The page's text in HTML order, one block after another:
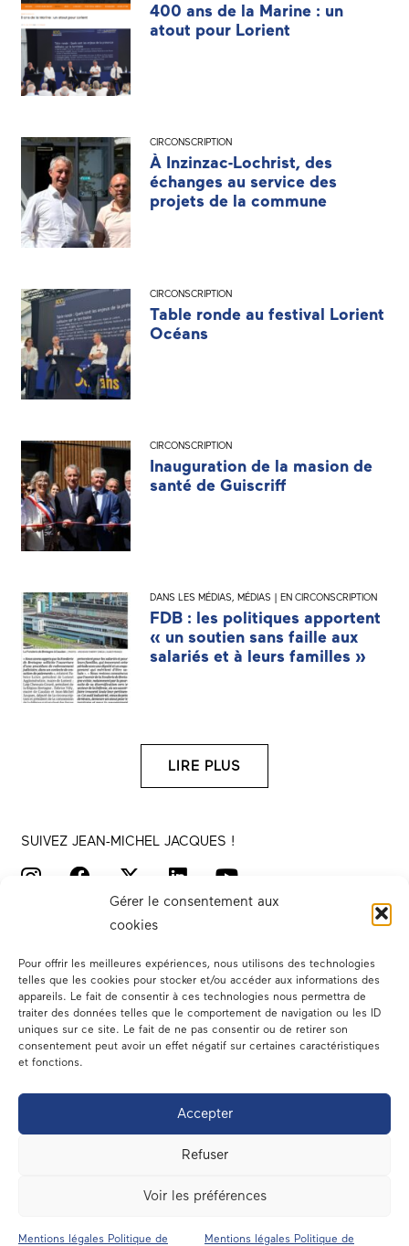
Gérer le consentement aux
cookies
Pour offrir les meilleures expériences, nous utilisons des technologies
telles que les cookies pour stocker et/ou accéder aux informations des
appareils. Le fait de consentir à ces technologies nous permettra de
traiter des données telles que le comportement de navigation ou les ID
uniques sur ce site. Le fait de ne pas consentir ou de retirer son
consentement peut avoir un effet négatif sur certaines caractéristiques
et fonctions.
Accepter
Refuser
Voir les préférences
Mentions légales Politique de Mentions légales Politique de
400 ans de la Marine : un
atout pour Lorient
CIRCONSCRIPTION
À Inzinzac-Lochrist, des
échanges au service des
projets de la commune
CIRCONSCRIPTION
Table ronde au festival Lorient
Océans
CIRCONSCRIPTION
Inauguration de la masion de
santé de Guiscriff
DANS LES MÉDIAS, MÉDIAS | EN CIRCONSCRIPTION
FDB : les politiques apportent
« un soutien sans faille aux
salariés et à leurs familles »
LIRE PLUS
SUIVEZ JEAN-MICHEL JACQUES !
Votre député
Dans les médias
En circonscription
A l’assemblée
Contact